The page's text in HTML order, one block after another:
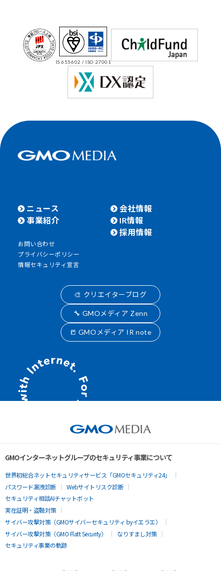
IS 655602 / ISO 27001
ニュース
事業紹介
会社情報
IR情報
採用情報
お問い合わせ
プライバシーポリシー
情報セキュリティ宣言
🎨 クリエイターブログ
🔧 GMOメディア Zenn
📒 GMOメディア IR note
GMOインターネットグループのセキュリティ事業について
世界初総合ネットセキュリティサービス「GMOセキュリティ24」
パスワード漏洩診断
Webサイトリスク診断
セキュリティ相談AIチャットボット
実在証明・盗聴対策
サイバー攻撃対策（GMOサイバーセキュリティ byイエラエ）
サイバー攻撃対策（GMO Flatt Security）
なりすまし対策
セキュリティ事業の軌跡